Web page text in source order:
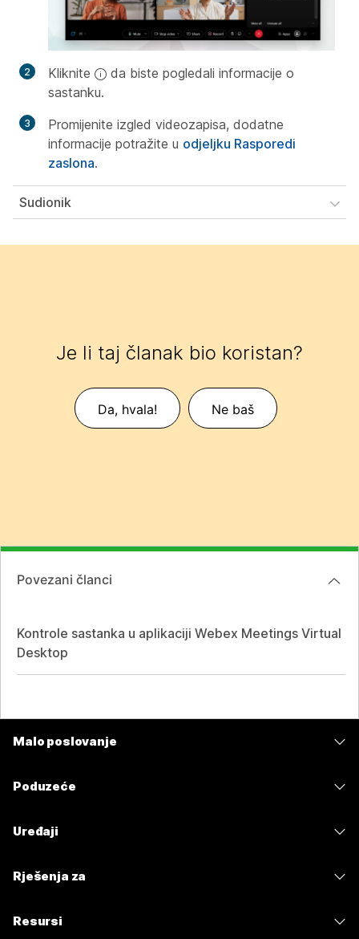
Kliknite
da biste pogledali informacije o
sastanku.
Promijenite izgled videozapisa, dodatne
informacije potražite u odjeljku Rasporedi
zaslona.
Sudionik
Je li taj članak bio koristan?
Da, hvala! Ne baš
Povezani članci
Kontrole sastanka u aplikaciji Webex Meetings Virtual
Desktop
Malo poslovanje
Poduzeće
Uređaji
Rješenja za
Resursi